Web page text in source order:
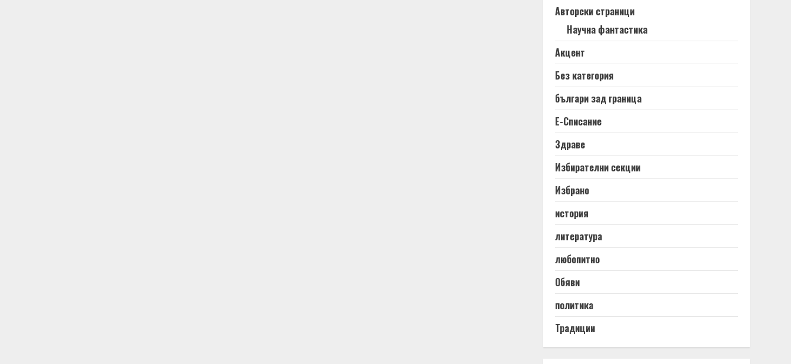
Авторски страници
Научна фантастика
Акцент
Без категория
българи зад граница
Е-Списание
Здраве
Избирателни секции
Избрано
история
литература
любопитно
Обяви
политика
Традиции